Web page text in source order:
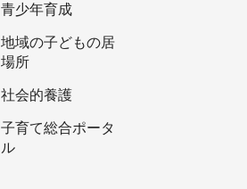
青少年育成
地域の子どもの居
場所
社会的養護
子育て総合ポータ
ル